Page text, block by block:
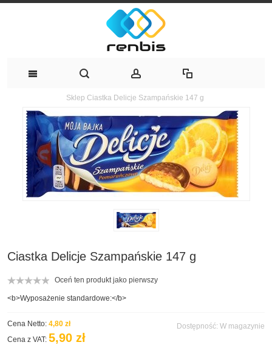
Sklep Ciastka Delicje Szampańskie 147 g
Ciastka Delicje Szampańskie 147 g
Oceń ten produkt jako pierwszy
<b>Wyposażenie standardowe:</b>
Dostępność: W magazynie
Cena Netto: 4,80 zł
Cena z VAT: 5,90 zł